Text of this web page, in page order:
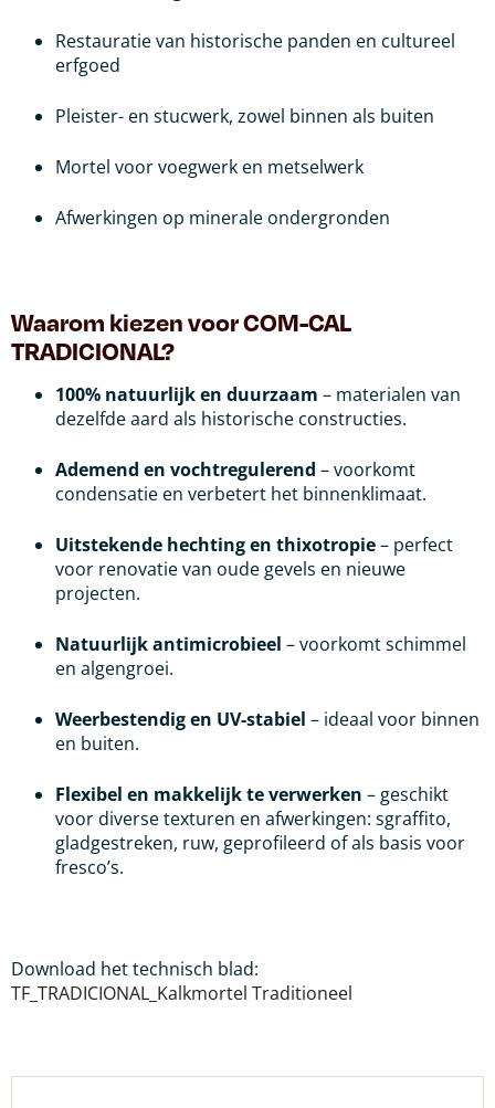
Restauratie van historische panden en cultureel
erfgoed
Pleister- en stucwerk, zowel binnen als buiten
Mortel voor voegwerk en metselwerk
Afwerkingen op minerale ondergronden
Waarom kiezen voor COM-CAL
TRADICIONAL?
100% natuurlijk en duurzaam – materialen van
dezelfde aard als historische constructies.
Ademend en vochtregulerend – voorkomt
condensatie en verbetert het binnenklimaat.
Uitstekende hechting en thixotropie– perfect
voor renovatie van oude gevels en nieuwe
projecten.
Natuurlijk antimicrobieel – voorkomt schimmel
en algengroei.
Weerbestendig en UV-stabiel – ideaal voor binnen
en buiten.
Flexibel en makkelijk te verwerken – geschikt
voor diverse texturen en afwerkingen: sgraffito,
gladgestreken, ruw, geprofileerd of als basis voor
fresco’s.
Download het technisch blad:
TF_TRADICIONAL_Kalkmortel Traditioneel